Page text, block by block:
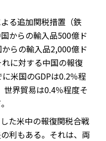
る追加関税措置（鉄
からの輸入品500億ド
らの輸入品2,000億ド
に対する中国の報復
米国のGDPは0.2％程
世界貿易は0.4％程度そ
た米中の報復関税合戦
利もある。それは、両